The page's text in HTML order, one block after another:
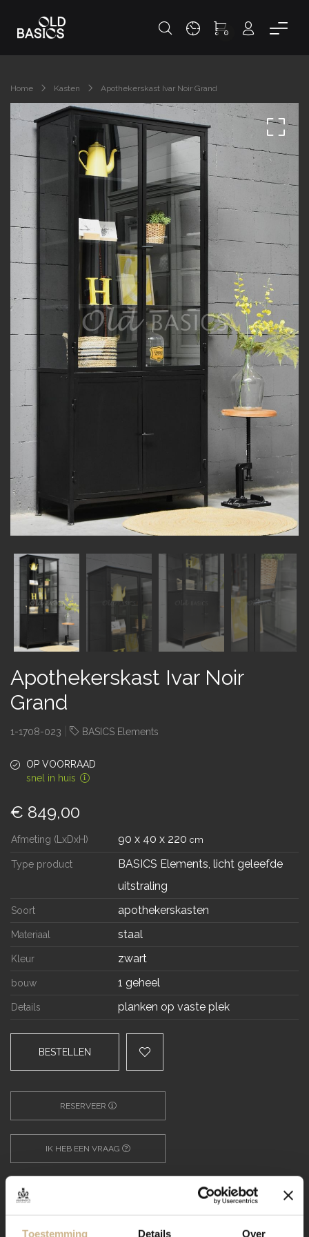
Toestemming Details Over
0
Home Kasten Apothekerskast Ivar Noir Grand
Apothekerskast Ivar Noir
Grand
1-1708-023 BASICS Elements
OP VOORRAAD
snel in huis
€ 849,00
Afmeting (LxDxH) 90 x 40 x 220 cm
Type product
BASICS Elements, licht geleefde
uitstraling
Soort apothekerskasten
Materiaal staal
Kleur zwart
bouw 1 geheel
Details planken op vaste plek
BESTELLEN
RESERVEER
IK HEB EEN VRAAG